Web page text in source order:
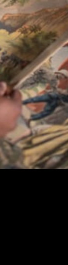
:
des
droite